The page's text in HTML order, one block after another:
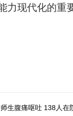
力现代化的重
生腹痛呕吐 138人在